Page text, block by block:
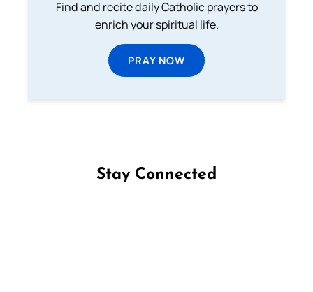
Find and recite daily Catholic prayers to
enrich your spiritual life.
PRAY NOW
Stay Connected